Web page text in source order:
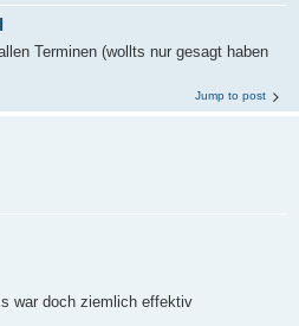
Terminen (wollts nur gesagt haben
Jump to post
war doch ziemlich effektiv